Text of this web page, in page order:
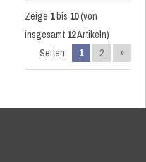
Zeige 1bis 10(von
insgesamt 12Artikeln)
Seiten:
1 2 »